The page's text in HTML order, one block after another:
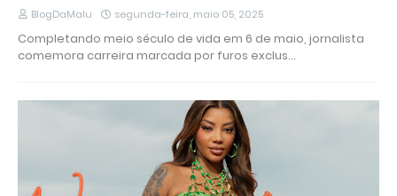
BlogDaMalu segunda-feira, maio 05, 2025
Completando meio século de vida em 6 de maio, jornalista
comemora carreira marcada por furos exclus…